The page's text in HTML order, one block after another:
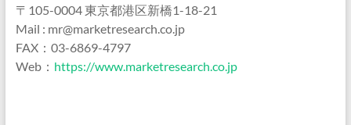
〒105-0004 東京都港区新橋1-18-21
Mail : mr@marketresearch.co.jp
FAX：03-6869-4797
Web： https://www.marketresearch.co.jp